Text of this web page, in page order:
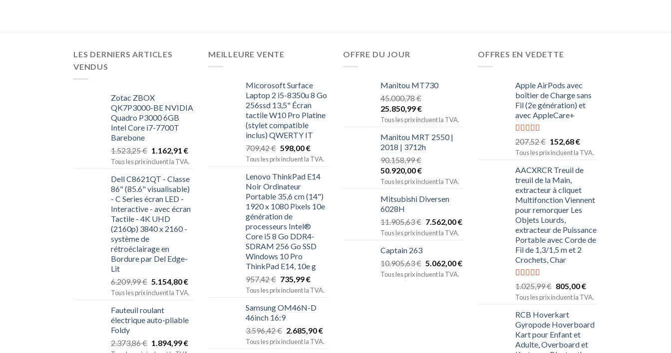
LES DERNIERS ARTICLES
VENDUS
Zotac ZBOX
QK7P3000-BE NVIDIA
Quadro P3000 6GB
Intel Core i7-7700T
Barebone
1.523,25€ 1.162,91 €
Tous les prix incluent la TVA.
Dell C8621QT - Classe
86" (85.6" visualisable)
- C Series écran LED -
Interactive - avec écran
Tactile - 4K UHD
(2160p) 3840 x 2160 -
système de
rétroéclairage en
Bordure par Del Edge-
Lit
6.209,99€ 5.154,80€
Tous les prix incluent la TVA.
Fauteuil roulant
électrique auto-pliable
Foldy
2.373,86€ 1.894,99€
MEILLEURE VENTE
Micorosoft Surface
Laptop 2 i5-8350u 8 Go
256ssd 13,5" Écran
tactile W10 Pro Platine
(stylet compatible
inclus) QWERTY IT
709,42€ 598,00€
Tous les prix incluent la TVA.
Lenovo ThinkPad E14
Noir Ordinateur
Portable 35,6 cm (14")
1920 x 1080 Pixels 10e
génération de
processeurs Intel®
Core i5 8 Go DDR4-
SDRAM 256 Go SSD
Windows 10 Pro
ThinkPad E14, 10e g
957,42€ 735,99€
Tous les prix incluent la TVA.
Samsung OM46N-D
46inch 16:9
3.596,42€ 2.685,90€
Tous les prix incluent la TVA.
OFFRE DU JOUR
Manitou MT730
45.000,78€
25.850,99€
Tous les prix incluent la TVA.
Manitou MRT 2550 |
2018 | 3712h
90.158,99€
50.920,00€
Tous les prix incluent la TVA.
Mitsubishi Diversen
6028H
11.905,63€ 7.562,00€
Tous les prix incluent la TVA.
Captain 263
10.905,63€ 5.062,00€
Tous les prix incluent la TVA.
OFFRES EN VEDETTE
Apple AirPods avec
boîtier de Charge sans
Fil (2e génération) et
avec AppleCare+
Note5.00
sur 5
207,52€ 152,68€
Tous les prix incluent la TVA.
AACXRCR Treuil de
treuil de la Main,
extracteur à cliquet
Multifonction Viennent
pour remorquer Les
Objets Lourds,
extracteur de Puissance
Portable avec Corde de
Fil de 1,3/1,5 m et 2
Crochets, Char
Note5.00
1.025,99€ 805,00€
Tous les prix incluent la TVA.
RCB Hoverkart
Gyropode Hoverboard
Kart pour Enfant et
Adulte, Overboard et